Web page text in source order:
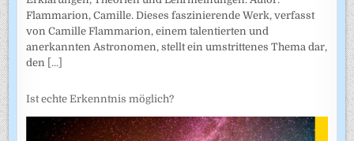
Flammarion, Camille. Dieses faszinierende Werk, verfasst
von Camille Flammarion, einem talentierten und
anerkannten Astronomen, stellt ein umstrittenes Thema dar,
den [...]
Ist echte Erkenntnis möglich?